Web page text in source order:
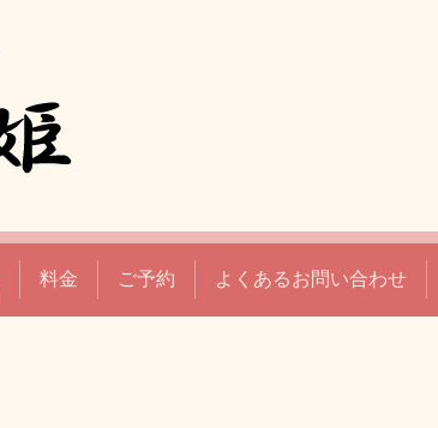
料金 ご予約 よくあるお問い合わせ